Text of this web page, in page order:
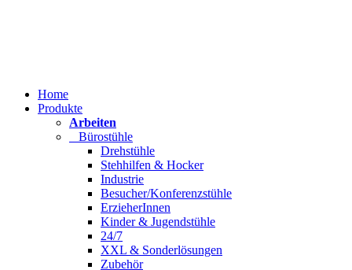
Home
Produkte
Arbeiten
Bürostühle
Drehstühle
Stehhilfen & Hocker
Industrie
Besucher/Konferenzstühle
ErzieherInnen
Kinder & Jugendstühle
24/7
XXL & Sonderlösungen
Zubehör